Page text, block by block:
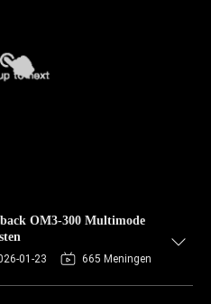
OM3-300 Multimode
01-23 665 Meningen